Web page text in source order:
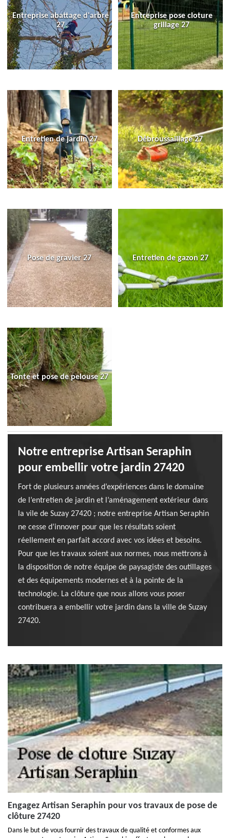
Entreprise abattage d'arbre
27
Entreprise pose cloture
grillage 27
Entretien de jardin 27 Débroussaillage 27
Pose de gravier 27 Entretien de gazon 27
Tonte et pose de pelouse 27
Notre entreprise Artisan Seraphin
pour embellir votre jardin 27420
Fort de plusieurs années d’expériences dans le domaine
de l’entretien de jardin et l’aménagement extérieur dans
la vile de Suzay 27420 ; notre entreprise Artisan Seraphin
ne cesse d’innover pour que les résultats soient
réellement en parfait accord avec vos idées et besoins.
Pour que les travaux soient aux normes, nous mettrons à
la disposition de notre équipe de paysagiste des outillages
et des équipements modernes et à la pointe de la
technologie. La clôture que nous allons vous poser
contribuera a embellir votre jardin dans la ville de Suzay
27420.
Engagez Artisan Seraphin pour vos travaux de pose de
clôture 27420
Dans le but de vous fournir des travaux de qualité et conformes aux